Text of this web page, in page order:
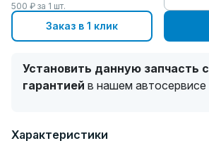
500 ₽ за 1 шт.
Заказ в 1 клик
Установить данную запчасть с
гарантией в нашем автосервисе
Характеристики